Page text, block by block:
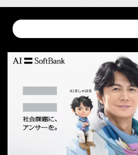
Conduct
a